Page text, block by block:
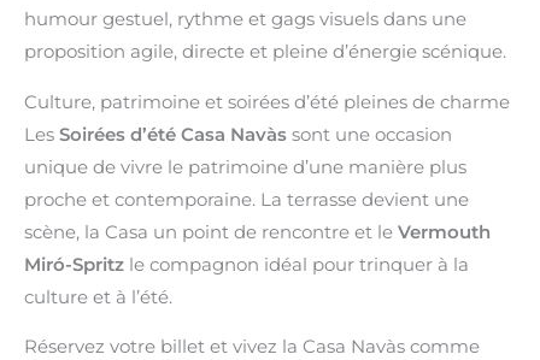
humour gestuel, rythme et gags visuels dans une
proposition agile, directe et pleine d’énergie scénique.
Culture, patrimoine et soirées d’été pleines de charme
Les Soirées d’été Casa Navàs sont une occasion
unique de vivre le patrimoine d’une manière plus
proche et contemporaine. La terrasse devient une
scène, la Casa un point de rencontre et le Vermouth
Miró-Spritz le compagnon idéal pour trinquer à la
culture et à l’été.
Réservez votre billet et vivez la Casa Navàs comme